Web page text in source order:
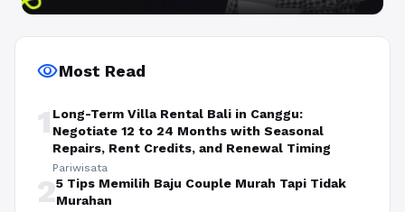
visibilityMost Read
1 Long-Term Villa Rental Bali in Canggu:
Negotiate 12 to 24 Months with Seasonal
Repairs, Rent Credits, and Renewal Timing
Pariwisata
25 Tips Memilih Baju Couple Murah Tapi Tidak
Murahan